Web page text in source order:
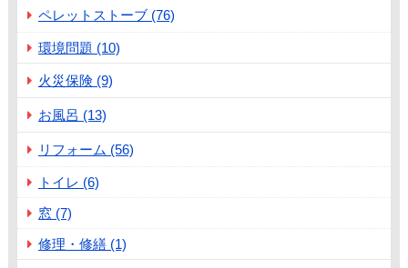
ペレットストーブ (76)
環境問題 (10)
火災保険 (9)
お風呂 (13)
リフォーム (56)
トイレ (6)
窓 (7)
修理・修繕 (1)